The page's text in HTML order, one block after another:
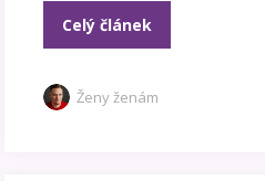
Celý článek
Ženy ženám